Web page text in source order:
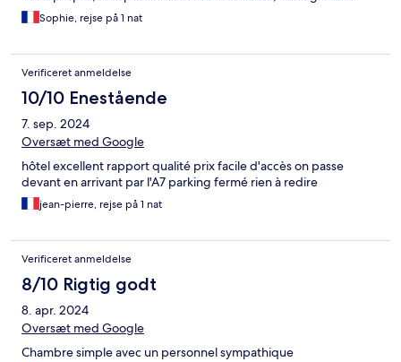
Sophie, rejse på 1 nat
Verificeret anmeldelse
10/10 Enestående
7. sep. 2024
Oversæt med Google
hôtel excellent rapport qualité prix facile d'accès on passe
devant en arrivant par l'A7 parking fermé rien à redire
jean-pierre, rejse på 1 nat
Verificeret anmeldelse
8/10 Rigtig godt
8. apr. 2024
Oversæt med Google
Chambre simple avec un personnel sympathique